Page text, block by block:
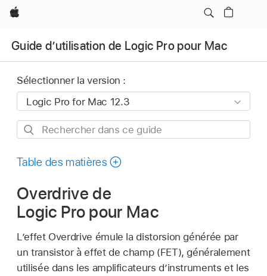
Apple
Guide d’utilisation de Logic Pro pour Mac
Sélectionner la version :
Rechercher
ce
Table des matières
Overdrive de
Logic Pro pour Mac
L’effet Overdrive émule la distorsion générée par
un transistor à effet de champ (FET), généralement
utilisée dans les amplificateurs d’instruments et les